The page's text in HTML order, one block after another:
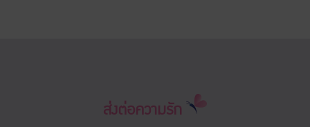
ส่งต่อความรัก